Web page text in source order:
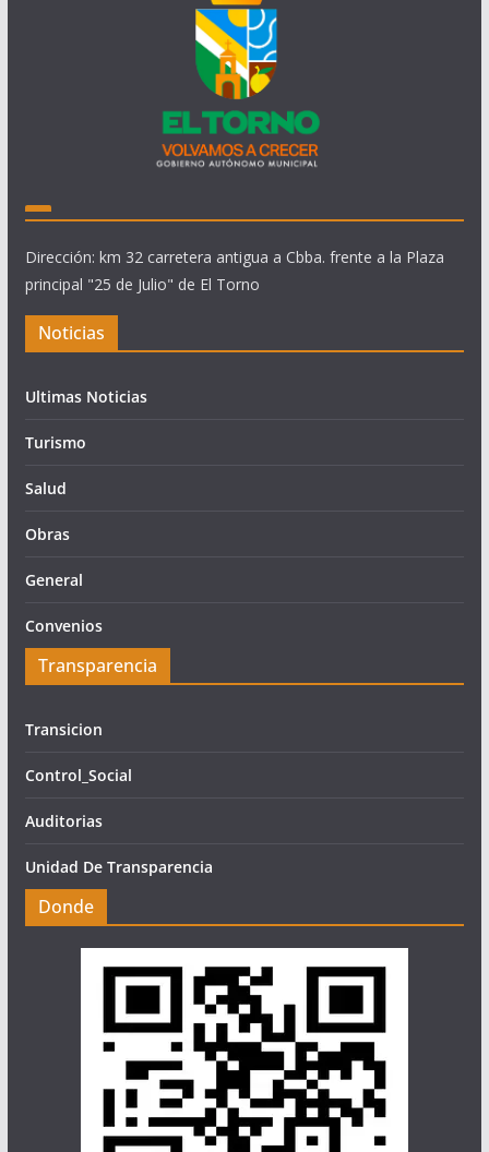
Dirección: km 32 carretera antigua a Cbba. frente a la Plaza
principal "25 de Julio" de El Torno
Noticias
Ultimas Noticias
Turismo
Salud
Obras
General
Convenios
Transparencia
Transicion
Control_Social
Auditorias
Unidad De Transparencia
Donde